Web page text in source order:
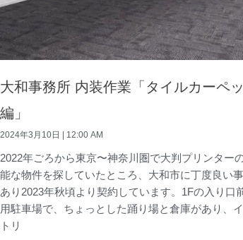
大和事務所 内装作業「タイルカーペ
編」
2024年3月10日 12:00 AM
2022年ごろから東京〜神奈川圏で大判プリンター
能な物件を探していたところ、大和市に丁度良い
あり2023年秋頃より契約しています。1Fの入り口
用駐車場で、ちょっとした踊り場と倉庫があり、
トリ